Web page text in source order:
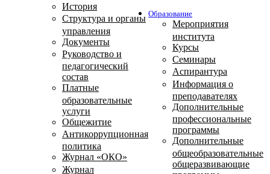
История
Структура и органы
управления
Документы
Руководство и
педагогический
состав
Платные
образовательные
услуги
Общежитие
Антикоррупционная
политика
Журнал «ОКО»
Журнал
Образование
Мероприятия
института
Курсы
Семинары
Аспирантура
Информация о
преподавателях
Дополнительные
профессиональные
программы
Дополнительные
общеобразовательные
общеразвивающие